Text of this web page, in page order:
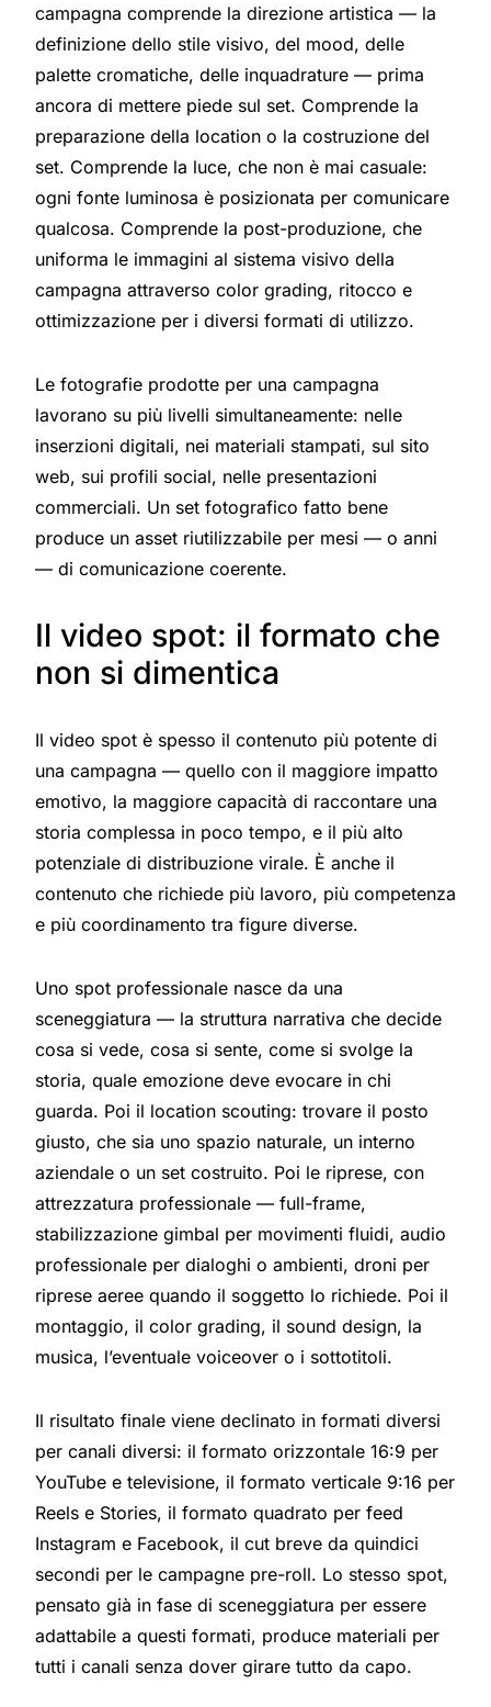
campagna comprende la direzione artistica — la
definizione dello stile visivo, del mood, delle
palette cromatiche, delle inquadrature — prima
ancora di mettere piede sul set. Comprende la
preparazione della location o la costruzione del
set. Comprende la luce, che non è mai casuale:
ogni fonte luminosa è posizionata per comunicare
qualcosa. Comprende la post-produzione, che
uniforma le immagini al sistema visivo della
campagna attraverso color grading, ritocco e
ottimizzazione per i diversi formati di utilizzo.
Le fotografie prodotte per una campagna
lavorano su più livelli simultaneamente: nelle
inserzioni digitali, nei materiali stampati, sul sito
web, sui profili social, nelle presentazioni
commerciali. Un set fotografico fatto bene
produce un asset riutilizzabile per mesi — o anni
— di comunicazione coerente.
Il video spot: il formato che
non si dimentica
Il video spot è spesso il contenuto più potente di
una campagna — quello con il maggiore impatto
emotivo, la maggiore capacità di raccontare una
storia complessa in poco tempo, e il più alto
potenziale di distribuzione virale. È anche il
contenuto che richiede più lavoro, più competenza
e più coordinamento tra figure diverse.
Uno spot professionale nasce da una
sceneggiatura — la struttura narrativa che decide
cosa si vede, cosa si sente, come si svolge la
storia, quale emozione deve evocare in chi
guarda. Poi il location scouting: trovare il posto
giusto, che sia uno spazio naturale, un interno
aziendale o un set costruito. Poi le riprese, con
attrezzatura professionale — full-frame,
stabilizzazione gimbal per movimenti fluidi, audio
professionale per dialoghi o ambienti, droni per
riprese aeree quando il soggetto lo richiede. Poi il
montaggio, il color grading, il sound design, la
musica, l’eventuale voiceover o i sottotitoli.
Il risultato finale viene declinato in formati diversi
per canali diversi: il formato orizzontale 16:9 per
YouTube e televisione, il formato verticale 9:16 per
Reels e Stories, il formato quadrato per feed
Instagram e Facebook, il cut breve da quindici
secondi per le campagne pre-roll. Lo stesso spot,
pensato già in fase di sceneggiatura per essere
adattabile a questi formati, produce materiali per
tutti i canali senza dover girare tutto da capo.